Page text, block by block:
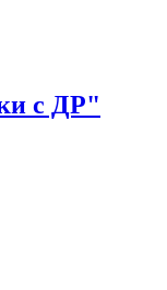
с ДР"